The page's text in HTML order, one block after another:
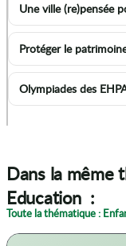
Une ville (re)pensée
Protéger le
Olympiades des
Dans la même
Education :
Toute la thématique :